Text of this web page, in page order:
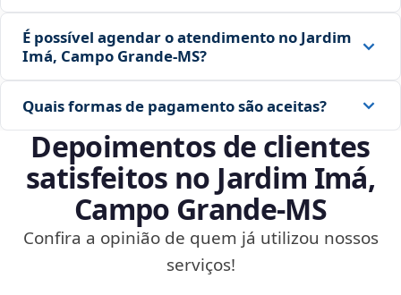
É possível agendar o atendimento no Jardim
Imá, Campo Grande‑MS?
Quais formas de pagamento são aceitas?
Depoimentos de clientes
satisfeitos no Jardim Imá,
Campo Grande‑MS
Confira a opinião de quem já utilizou nossos
serviços!